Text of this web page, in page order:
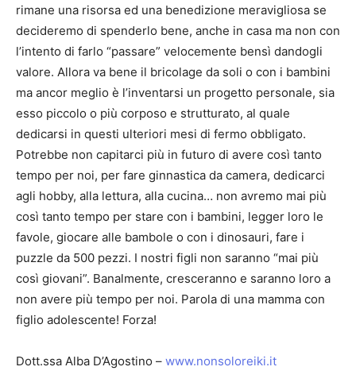
rimane una risorsa ed una benedizione meravigliosa se
decideremo di spenderlo bene, anche in casa ma non con
l’intento di farlo “passare” velocemente bensì dandogli
valore. Allora va bene il bricolage da soli o con i bambini
ma ancor meglio è l’inventarsi un progetto personale, sia
esso piccolo o più corposo e strutturato, al quale
dedicarsi in questi ulteriori mesi di fermo obbligato.
Potrebbe non capitarci più in futuro di avere così tanto
tempo per noi, per fare ginnastica da camera, dedicarci
agli hobby, alla lettura, alla cucina… non avremo mai più
così tanto tempo per stare con i bambini, legger loro le
favole, giocare alle bambole o con i dinosauri, fare i
puzzle da 500 pezzi. I nostri figli non saranno “mai più
così giovani”. Banalmente, cresceranno e saranno loro a
non avere più tempo per noi. Parola di una mamma con
figlio adolescente! Forza!
Dott.ssa Alba D’Agostino – www.nonsoloreiki.it